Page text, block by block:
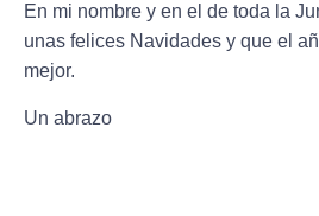
En mi nombre y en el de toda la
unas felices Navidades y que el
mejor.
Un abrazo